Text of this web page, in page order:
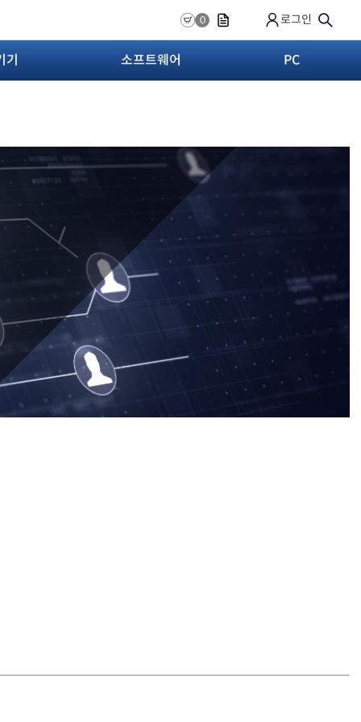
0 로그인
소프트웨어 PC